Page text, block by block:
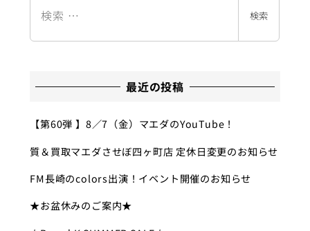
検索
最近の投稿
【第60弾 】8／7（金）マエダのYouTube！
質＆買取マエダさせぼ四ヶ町店 定休日変更のお知らせ
FM長崎のcolors出演！イベント開催のお知らせ
★お盆休みのご案内★